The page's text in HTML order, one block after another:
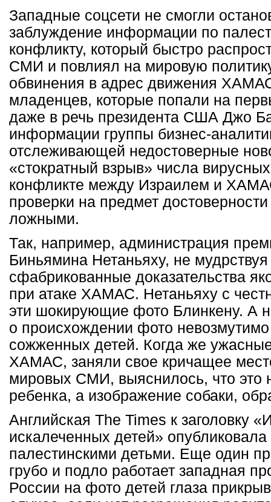
Западные соцсети не смогли
заблуждение информации по
конфликту, который быстро
СМИ и повлиял на мировую
обвинения в адрес движения
младенцев, которые попали на
даже в речь президента США Джо
информации группы бизнес-
отслеживающей недостоверные
«стократный взрыв» числа
конфликте между Израилем и
проверки на предмет
ложными.
Так, например, администрация
Биньямина Нетаньяху, не
сфабрикованные доказательства
при атаке ХАМАС. Нетаньяху с
эти шокирующие фото Блинкену. А
о происхождении фото
сожженных детей. Когда же
ХАМАС, заняли свое кричащее
мировых СМИ, выяснилось, что это
ребенка, а изображение собаки,
Английская Тhe Times к заголовку
искалеченных детей»
палестинскими детьми. Еще один
грубо и подло работает западная
России на фото детей глаза